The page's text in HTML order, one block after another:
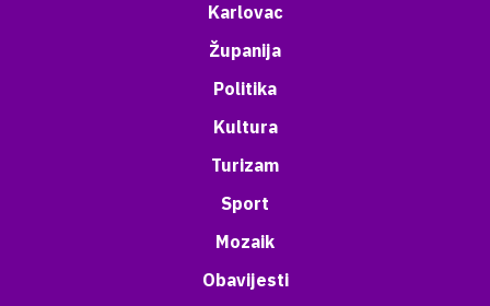
Karlovac
Županija
Politika
Kultura
Turizam
Sport
Mozaik
Obavijesti